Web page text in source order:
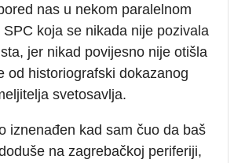
nas u nekom paralelnom
koja se nikada nije pozivala
jer nikad povijesno nije otišla
od historiografski dokazanog
svetosavlja.
iznenađen kad sam čuo da baš
na zagrebačkoj periferiji,